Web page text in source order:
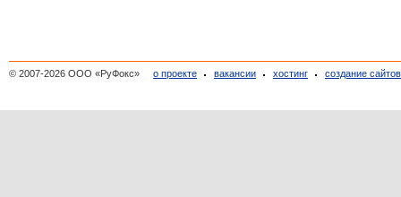
© 2007-2026 ООО «РуФокс» о проекте вакансии хостинг создание сайтов